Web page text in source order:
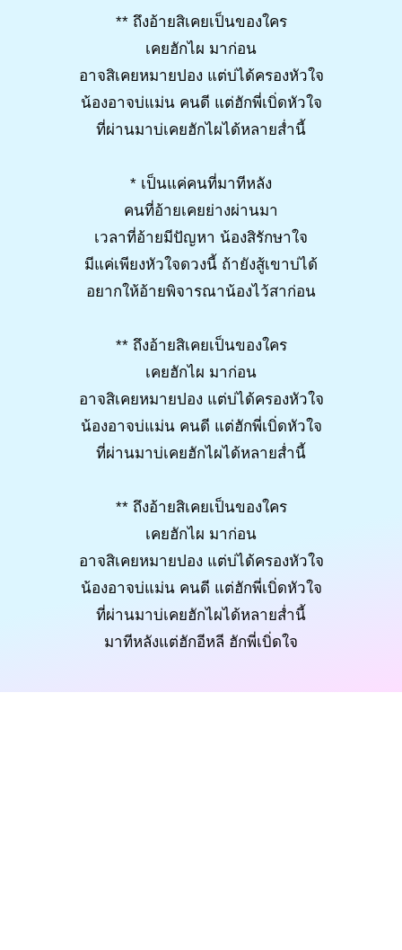
** ถึงอ้ายสิเคยเป็นของใคร
เคยฮักไผ มาก่อน
อาจสิเคยหมายปอง แต่บ่ได้ครองหัวใจ
น้องอาจบ่แม่น คนดี แต่ฮักพี่เบิ่ดหัวใจ
ที่ผ่านมาบ่เคยฮักไผได้หลายส่ำนี้
* เป็นแค่คนที่มาทีหลัง
คนที่อ้ายเคยย่างผ่านมา
เวลาที่อ้ายมีปัญหา น้องสิรักษาใจ
มีแค่เพียงหัวใจดวงนี้ ถ้ายังสู้เขาบ่ได้
อยากให้อ้ายพิจารณาน้องไว้สาก่อน
** ถึงอ้ายสิเคยเป็นของใคร
เคยฮักไผ มาก่อน
อาจสิเคยหมายปอง แต่บ่ได้ครองหัวใจ
น้องอาจบ่แม่น คนดี แต่ฮักพี่เบิ่ดหัวใจ
ที่ผ่านมาบ่เคยฮักไผได้หลายส่ำนี้
** ถึงอ้ายสิเคยเป็นของใคร
เคยฮักไผ มาก่อน
อาจสิเคยหมายปอง แต่บ่ได้ครองหัวใจ
น้องอาจบ่แม่น คนดี แต่ฮักพี่เบิ่ดหัวใจ
ที่ผ่านมาบ่เคยฮักไผได้หลายส่ำนี้
มาทีหลังแต่ฮักอีหลี ฮักพี่เบิ่ดใจ